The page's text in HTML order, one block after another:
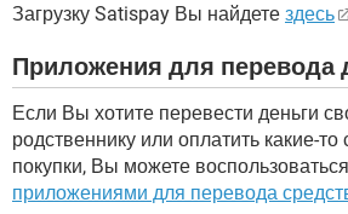
Загрузку Satispay Вы найдете здесь
Приложения для перевода
Если Вы хотите перевести деньги
родственнику или оплатить какие-
покупки, Вы можете воспользоваться
приложениями для перевода